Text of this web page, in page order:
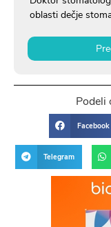
oblasti dečje
Podeli
Facebook
Telegram